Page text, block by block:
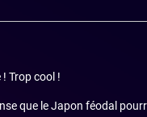
Trop cool !
que le Japon féodal